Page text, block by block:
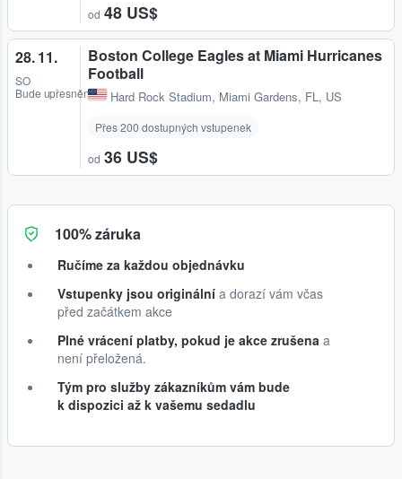
od 48 US$
28. 11.
SO
Bude upřesněno
Boston College Eagles at Miami Hurricanes
Football
Hard Rock Stadium, Miami Gardens, FL, US
Přes 200 dostupných vstupenek
od 36 US$
100% záruka
Ručíme za každou objednávku
Vstupenky jsou originální a dorazí vám včas
před začátkem akce
Plné vrácení platby, pokud je akce zrušena a
není přeložená.
Tým pro služby zákazníkům vám bude
k dispozici až k vašemu sedadlu